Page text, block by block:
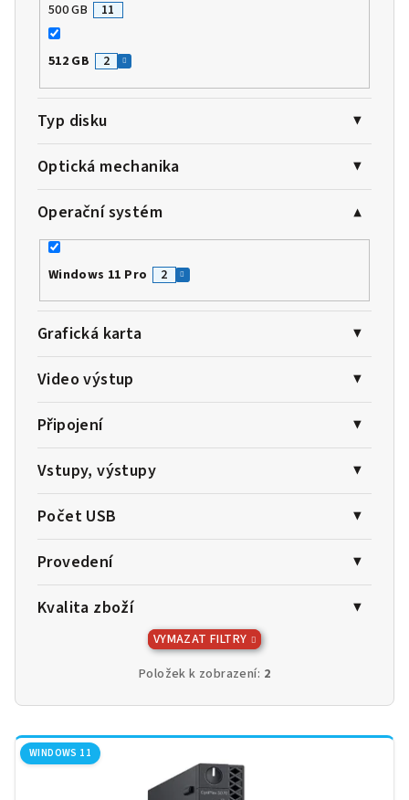
500 GB 11
512 GB 2
Typ disku
Optická mechanika
Operační systém
Windows 11 Pro 2
Grafická karta
Video výstup
Připojení
Vstupy, výstupy
Počet USB
Provedení
Kvalita zboží
VYMAZAT FILTRY
Položek k zobrazení: 2
V
WINDOWS 11